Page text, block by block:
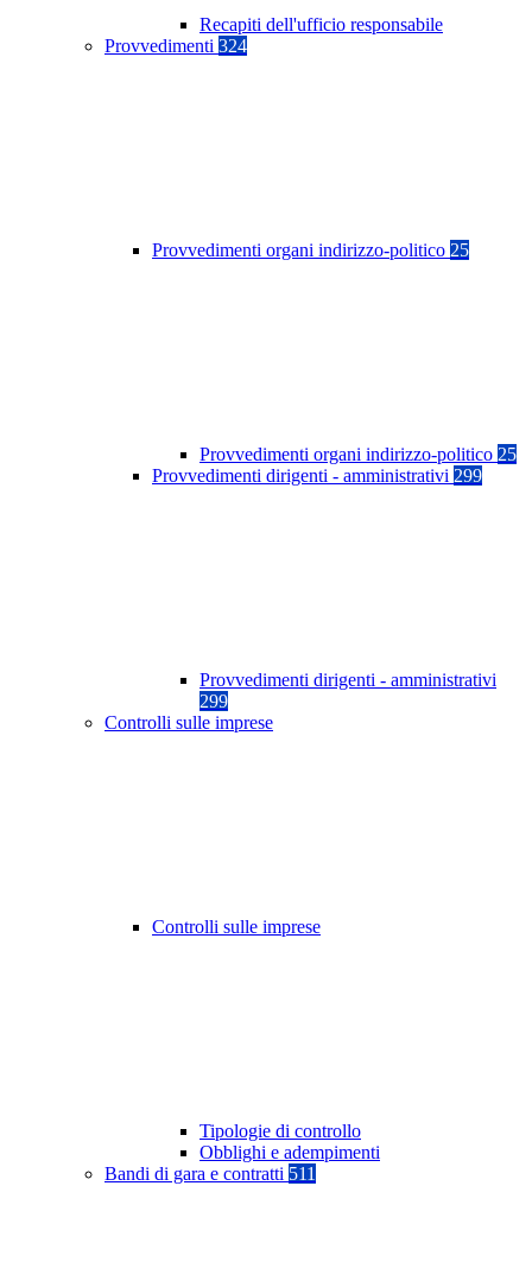
Recapiti dell'ufficio responsabile
Provvedimenti 324
Provvedimenti organi indirizzo-politico 25
Provvedimenti organi indirizzo-politico 25
Provvedimenti dirigenti - amministrativi 299
Provvedimenti dirigenti - amministrativi
299
Controlli sulle imprese
Controlli sulle imprese
Tipologie di controllo
Obblighi e adempimenti
Bandi di gara e contratti 511